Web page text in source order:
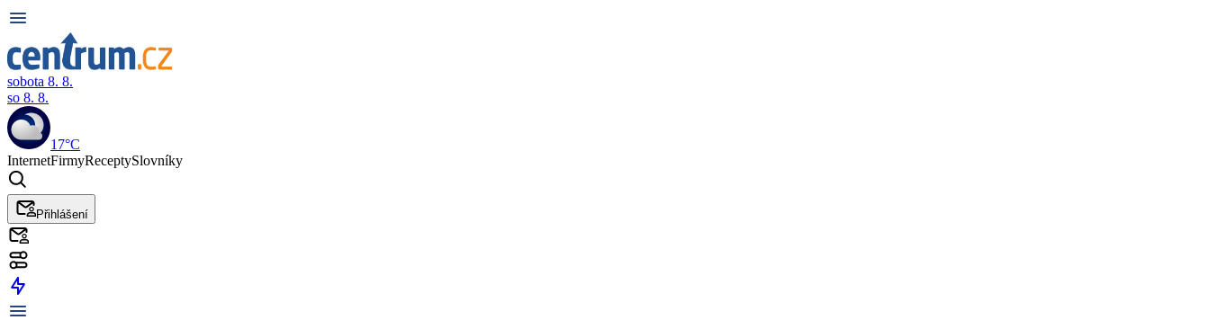
sobota 8. 8.
so 8. 8.
17°C
InternetFirmyReceptySlovníky
Přihlášení